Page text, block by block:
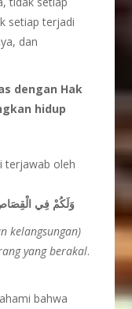
setiap terjadi
dan
dengan Hak
hidup
terjawab oleh
وَلَكُمْ فِي الْقِصَاصِ
kelangsungan)
yang berakal.
bahwa